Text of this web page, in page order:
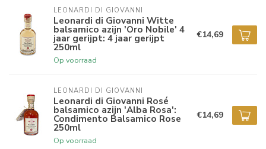
LEONARDI DI GIOVANNI
Leonardi di Giovanni Witte
balsamico azijn 'Oro Nobile' 4
jaar gerijpt: 4 jaar gerijpt
250ml
Op voorraad
€14,69
LEONARDI DI GIOVANNI
Leonardi di Giovanni Rosé
balsamico azijn 'Alba Rosa':
Condimento Balsamico Rose
250ml
Op voorraad
€14,69